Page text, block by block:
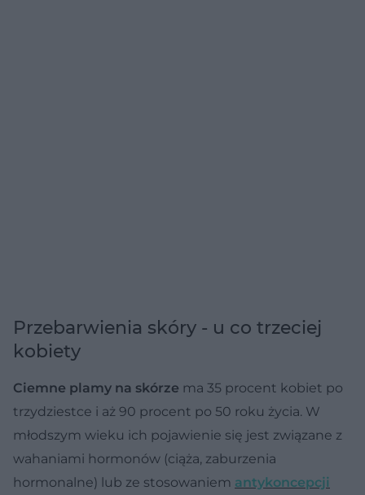
Przebarwienia skóry - u co trzeciej
kobiety
Ciemne plamy na skórze ma 35 procent kobiet po
trzydziestce i aż 90 procent po 50 roku życia. W
młodszym wieku ich pojawienie się jest związane z
wahaniami hormonów (ciąża, zaburzenia
hormonalne) lub ze stosowaniem antykoncepcji